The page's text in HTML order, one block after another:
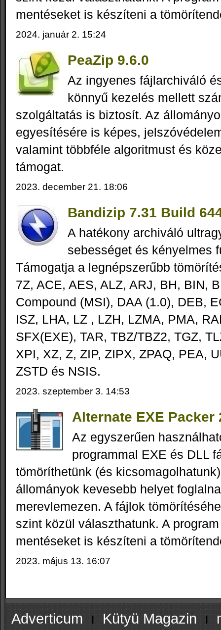
mentéseket is készíteni a
2024. január 2. 15:24
PeaZip 9.6.0
Az ingyenes fájlarchiváló
könnyű kezelés mellett
szolgáltatás is biztosít. Az
egyesítésére is képes,
valamint többféle algoritmust és
támogat.
2023. december 21. 18:06
Bandizip 7.31 Build
A hatékony archiváló
sebességet és kényelmes
Támogatja a legnépszerűbb
7Z, ACE, AES, ALZ, ARJ, BH, BIN,
Compound (MSI), DAA (1.0), DEB,
ISZ, LHA, LZ , LZH, LZMA, PMA,
SFX(EXE), TAR, TBZ/TBZ2, TGZ,
XPI, XZ, Z, ZIP, ZIPX, ZPAQ, PEA,
ZSTD és NSIS.
2023. szeptember 3. 14:53
Alternate EXE Packer
Az egyszerűen
programmal EXE és DLL
tömöríthetünk (és
állományok kevesebb helyet
merevlemezen. A fájlok
szint közül választhatunk. A
mentéseket is készíteni a
2023. május 13. 16:07
Adverticum ı Kütyü Magazinı